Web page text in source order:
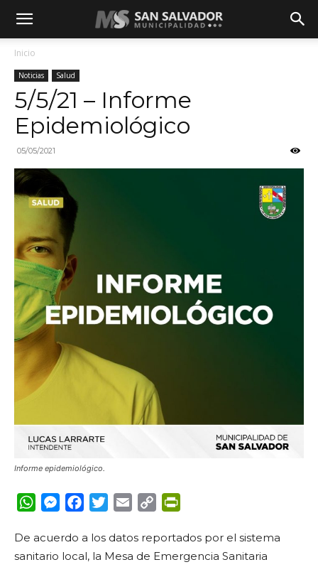
Inicio
Noticias Salud
5/5/21 – Informe
Epidemiológico
05/05/2021
Informe epidemiológico.
WhatsApp
Messenger
FacebookTwitterEmail Copy
De acuerdo a los datos reportados por el sistema
sanitario local, la Mesa de Emergencia Sanitaria